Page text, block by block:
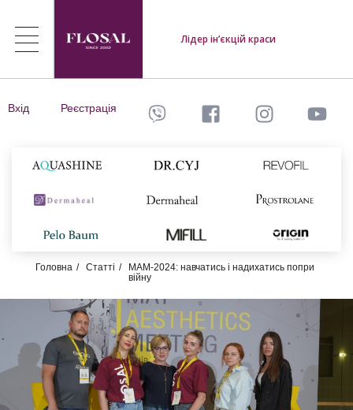
Лідер ін’єкцій краси
Вхід Реєстрація
Головна Статті
МАМ-2024: навчатись і надихатись попри
війну